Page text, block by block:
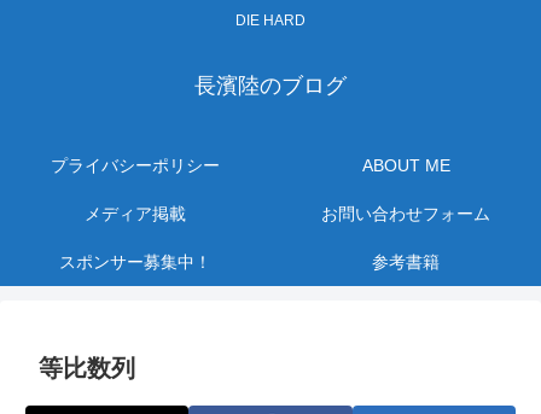
DIE HARD
長濱陸のブログ
プライバシーポリシー ABOUT ME
メディア掲載 お問い合わせフォーム
スポンサー募集中！ 参考書籍
等比数列